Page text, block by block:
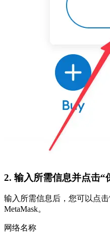
2. 输入所需信息并点击“
输入所需信息后，您可以点击
MetaMask。
网络名称